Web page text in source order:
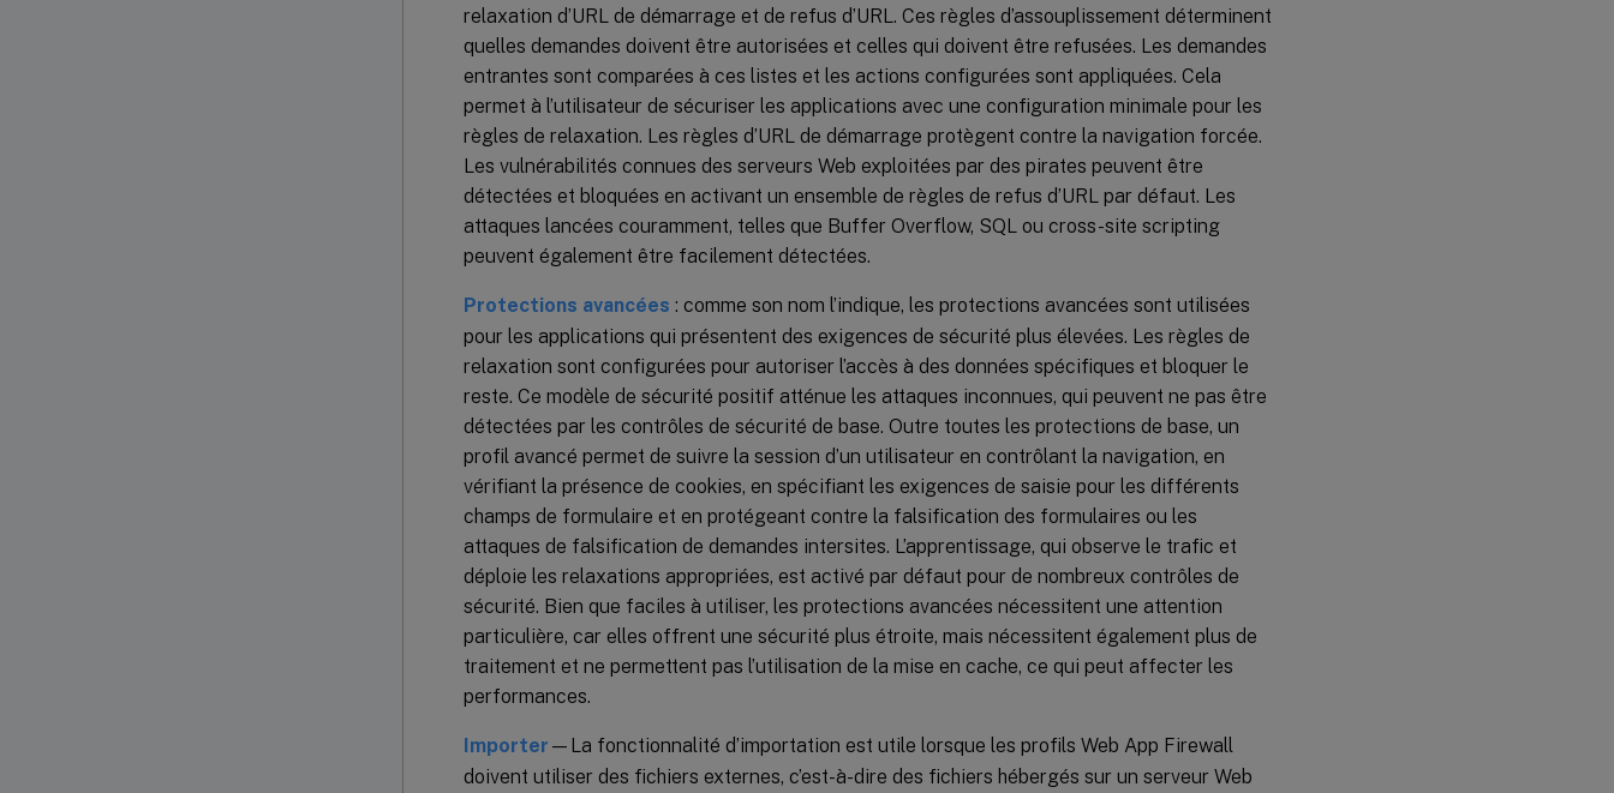
relaxation d’URL de démarrage et de refus d’URL. Ces règles d’assouplissement déterminent
quelles demandes doivent être autorisées et celles qui doivent être refusées. Les demandes
entrantes sont comparées à ces listes et les actions configurées sont appliquées. Cela
permet à l’utilisateur de sécuriser les applications avec une configuration minimale pour les
règles de relaxation. Les règles d’URL de démarrage protègent contre la navigation forcée.
Les vulnérabilités connues des serveurs Web exploitées par des pirates peuvent être
détectées et bloquées en activant un ensemble de règles de refus d’URL par défaut. Les
attaques lancées couramment, telles que Buffer Overflow, SQL ou cross-site scripting
peuvent également être facilement détectées.
Protections avancées : comme son nom l’indique, les protections avancées sont utilisées
pour les applications qui présentent des exigences de sécurité plus élevées. Les règles de
relaxation sont configurées pour autoriser l’accès à des données spécifiques et bloquer le
reste. Ce modèle de sécurité positif atténue les attaques inconnues, qui peuvent ne pas être
détectées par les contrôles de sécurité de base. Outre toutes les protections de base, un
profil avancé permet de suivre la session d’un utilisateur en contrôlant la navigation, en
vérifiant la présence de cookies, en spécifiant les exigences de saisie pour les différents
champs de formulaire et en protégeant contre la falsification des formulaires ou les
attaques de falsification de demandes intersites. L’apprentissage, qui observe le trafic et
déploie les relaxations appropriées, est activé par défaut pour de nombreux contrôles de
sécurité. Bien que faciles à utiliser, les protections avancées nécessitent une attention
particulière, car elles offrent une sécurité plus étroite, mais nécessitent également plus de
traitement et ne permettent pas l’utilisation de la mise en cache, ce qui peut affecter les
performances.
Importer —La fonctionnalité d’importation est utile lorsque les profils Web App Firewall
doivent utiliser des fichiers externes, c’est-à-dire des fichiers hébergés sur un serveur Web